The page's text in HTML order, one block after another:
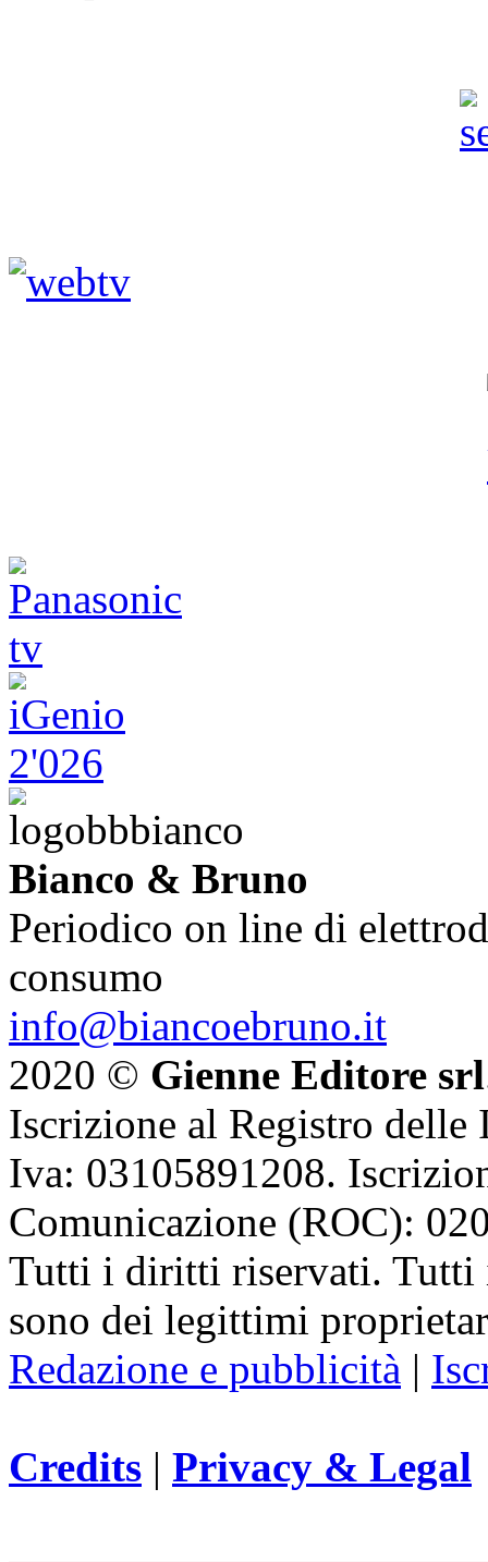
Bianco & Bruno
Periodico on line di
consumo
info@biancoebruno.it
2020 © Gienne Editore srl
Iscrizione al Registro delle
Iva: 03105891208.
Comunicazione (ROC):
Tutti i diritti riservati. Tutti
sono dei legittimi
Redazione e pubblicità |
Credits | Privacy & Legal